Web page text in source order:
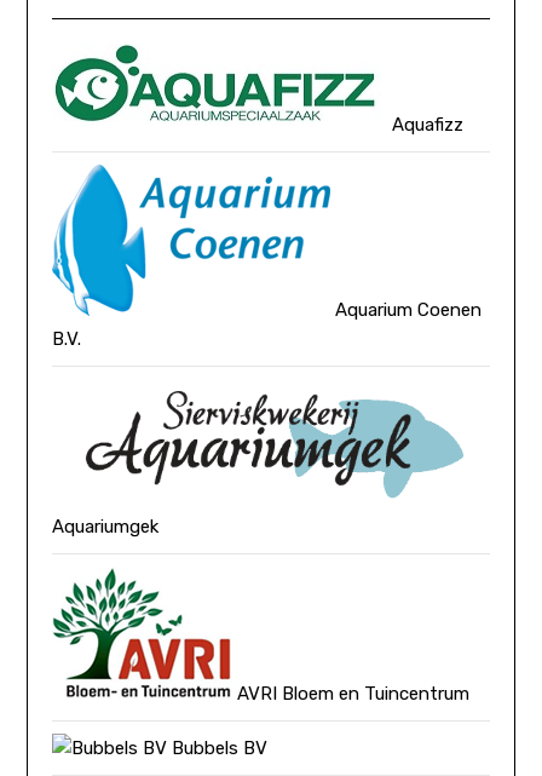
Aquafizz
Aquarium Coenen
B.V.
Aquariumgek
AVRI Bloem en Tuincentrum
Bubbels BV